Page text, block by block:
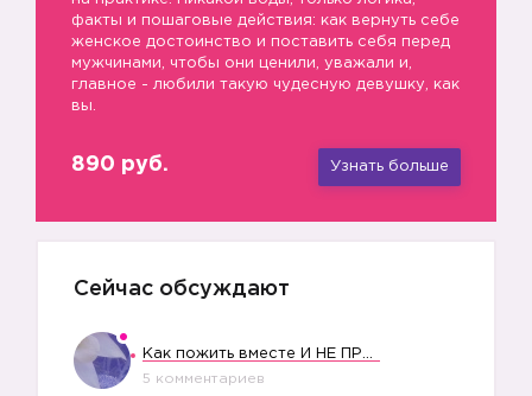
факты и пошаговые действия: как вернуть себе
женское достоинство и поставить себя перед
мужчинами, чтобы они ценили, уважали и,
главное - любили такую чудесную девушку, как
вы.
890 руб. Узнать больше
Сейчас обсуждают
5 комментариев